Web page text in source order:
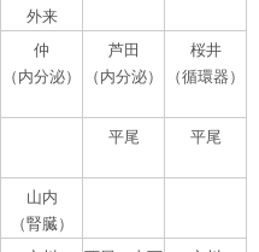
外来
仲
（内分泌）
芦田
（内分泌）
桜井
（循環器）
平尾 平尾
山内
（腎臓）